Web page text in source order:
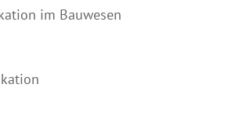
im Bauwesen